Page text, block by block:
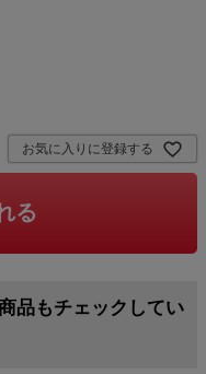
お気に入りに登録する
る
品もチェックしてい